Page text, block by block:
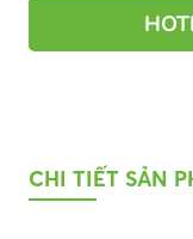
CHI TIẾT SẢN